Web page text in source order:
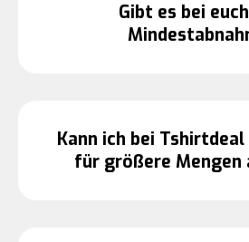
Gibt es bei
Kann ich bei
für größere Mengen